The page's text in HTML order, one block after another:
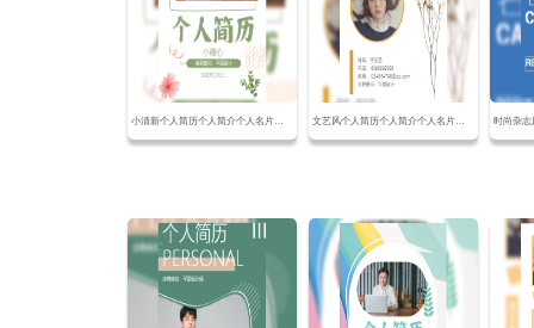
小清新个人简历个人简介个人名片面试求职简历 文艺风个人简历个人简介个人名片面试求职简历 时尚杂